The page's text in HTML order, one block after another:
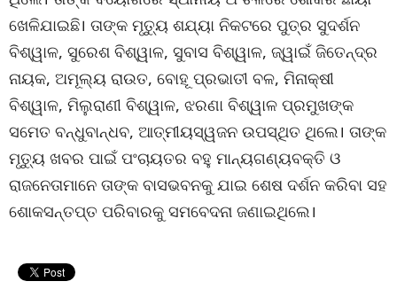
ଖେଳିଯାଇଛି। ତାଙ୍କ ମୃତ୍ୟୁ ଶଯ୍ୟା ନିକଟରେ ପୁତ୍ର ସୁଦର୍ଶନ
ବିଶ୍ୱାଳ, ସୁରେଶ ବିଶ୍ୱାଳ, ସୁବାସ ବିଶ୍ୱାଳ, ଜ୍ୱାଇଁ ଜିତେନ୍ଦ୍ର
ନାୟକ, ଅମୂଲ୍ୟ ରାଉତ, ବୋହୂ ପ୍ରଭାତୀ ବଳ, ମିନାକ୍ଷୀ
ବିଶ୍ୱାଳ, ମିଲୁରାଣୀ ବିଶ୍ୱାଳ, ଝରଣା ବିଶ୍ୱାଳ ପ୍ରମୁଖଙ୍କ
ସମେତ ବନ୍ଧୁବାନ୍ଧବ, ଆତ୍ମୀୟସ୍ୱଜନ ଉପସ୍ଥିତ ଥିଲେ। ତାଙ୍କ
ମୃତ୍ୟୁ ଖବର ପାଇଁ ପଂଚାୟତର ବହୁ ମାନ୍ୟଗଣ୍ୟବକ୍ତି ଓ
ରାଜନେତାମାନେ ତାଙ୍କ ବାସଭବନକୁ ଯାଇ ଶେଷ ଦର୍ଶନ କରିବା ସହ
ଶୋକସନ୍ତପ୍ତ ପରିବାରକୁ ସମବେଦନା ଜଣାଇଥିଲେ।